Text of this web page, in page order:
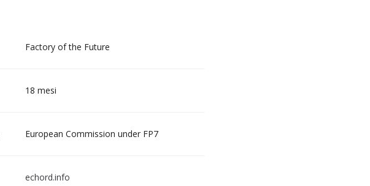
Factory of the Future
18 mesi
European Commission under FP7
echord.info